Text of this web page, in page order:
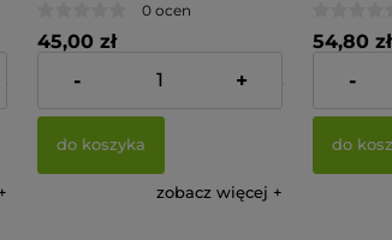
murze EJOT SDF KB
8Vx200-V (op.10 sztuk)
0 ocen
45,00 zł
Cena netto: 36,59 zł
- +
do koszyka
zobacz więcej
murze
54,80 zł
Cena netto:
-
do